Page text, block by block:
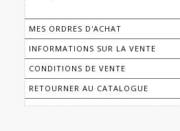
MES ORDRES D'ACHAT
INFORMATIONS SUR LA VENTE
CONDITIONS DE VENTE
RETOURNER AU CATALOGUE